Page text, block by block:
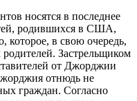
носятся в последнее
родившихся в США,
которое, в свою очередь,
родителей. Застрельщиком
от Джорджии
отнюдь не
граждан. Согласно